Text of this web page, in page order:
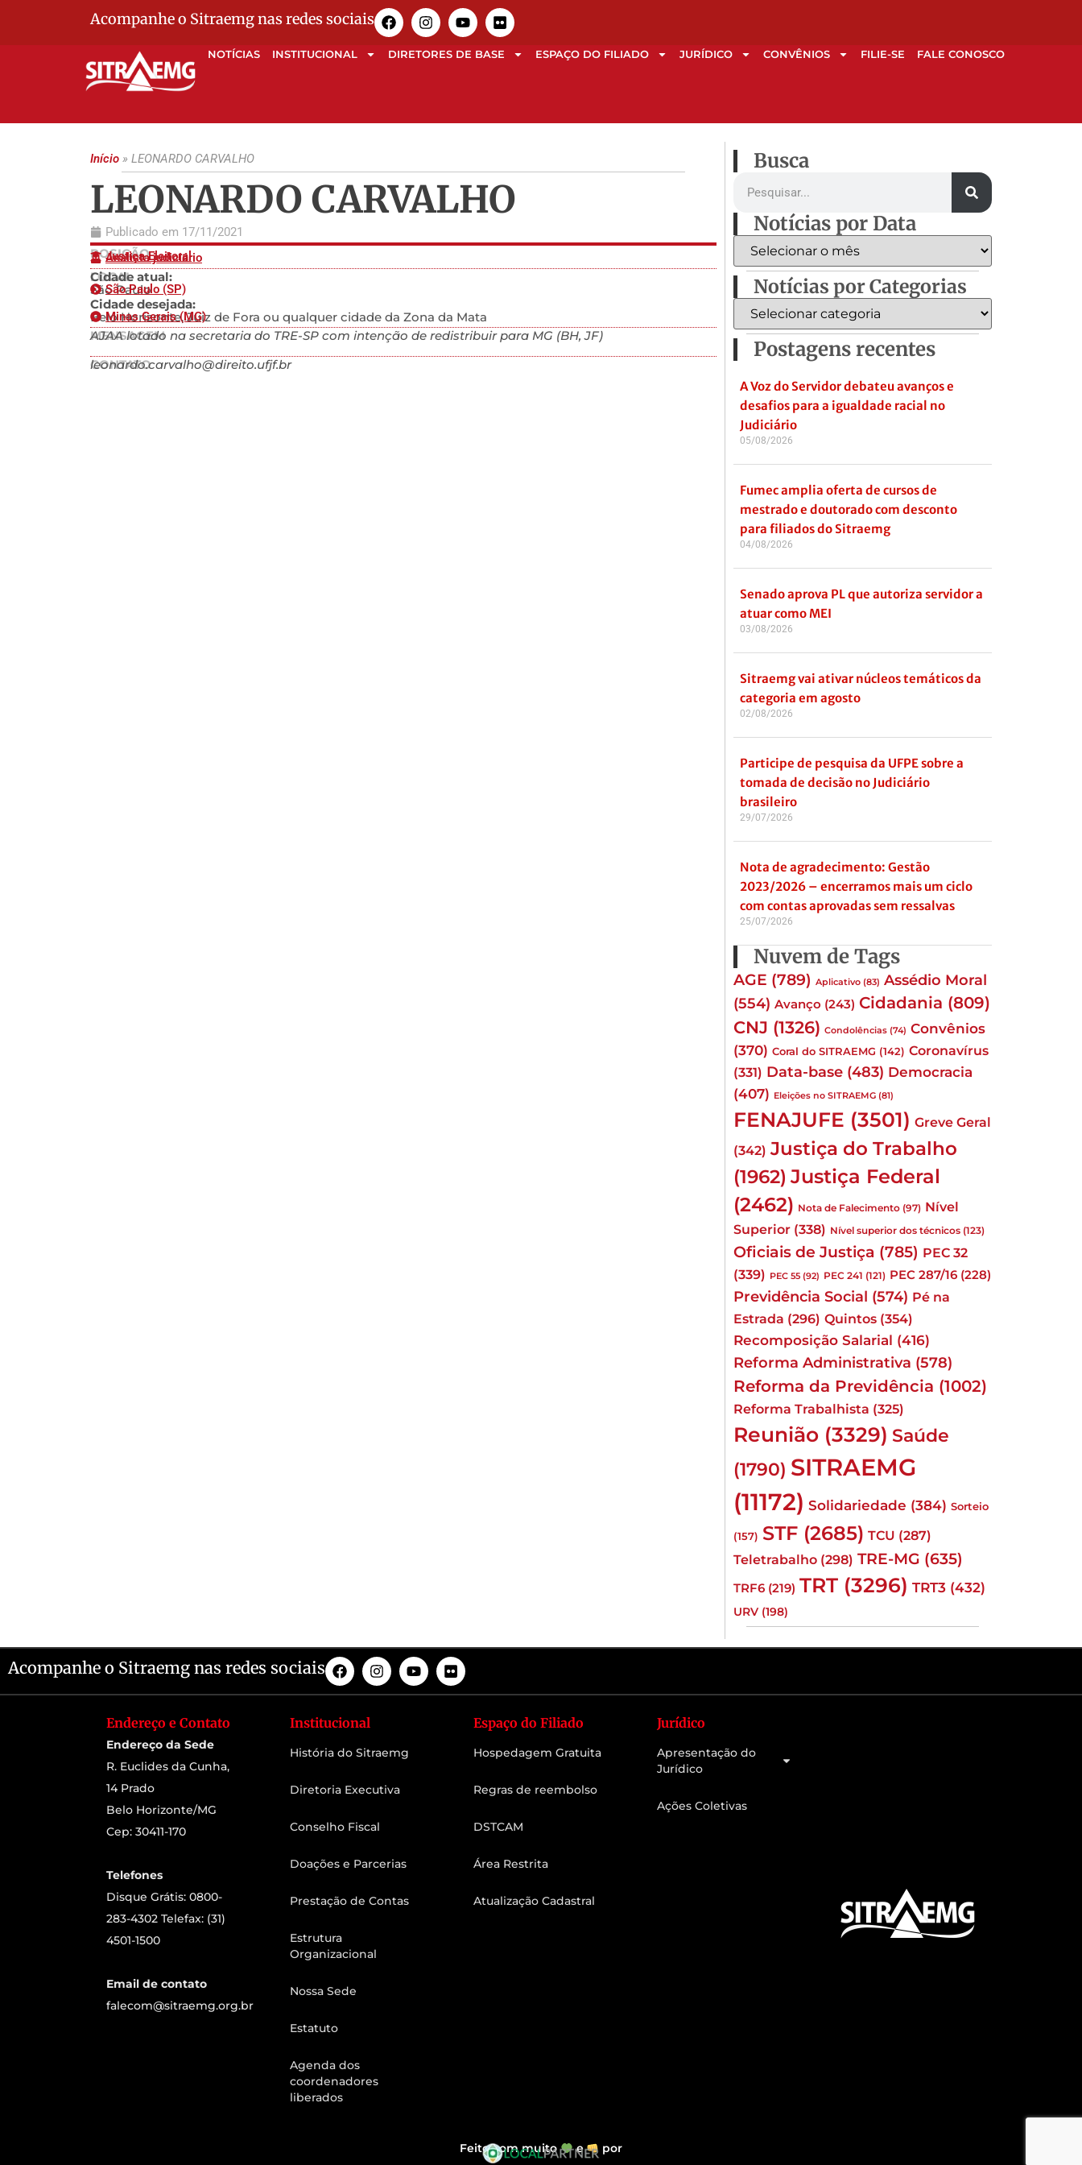
Acompanhe o Sitraemg nas redes sociais
NOTÍCIAS INSTITUCIONAL DIRETORES DE BASE ESPAÇO DO FILIADO JURÍDICO CONVÊNIOS FILIE-SE FALE CONOSCO
Início » LEONARDO CARVALHO
LEONARDO CARVALHO
Publicado em 17/11/2021
POSIÇÃO
Justiça Eleitoral
Analista judiciário
LOCAL
Cidade atual:
São Paulo
São Paulo (SP)
Cidade desejada:
Belo Horizonte, Juiz de Fora ou qualquer cidade da Zona da Mata
Minas Gerais (MG)
MENSAGEM
AJAA lotado na secretaria do TRE-SP com intenção de redistribuir para MG (BH, JF)
CONTATO
leonardo.carvalho@direito.ufjf.br
Busca
Notícias por Data
Notícias por Categorias
Postagens recentes
A Voz do Servidor debateu avanços e
desafios para a igualdade racial no
Judiciário
05/08/2026
Fumec amplia oferta de cursos de
mestrado e doutorado com desconto
para filiados do Sitraemg
04/08/2026
Senado aprova PL que autoriza servidor a
atuar como MEI
03/08/2026
Sitraemg vai ativar núcleos temáticos da
categoria em agosto
02/08/2026
Participe de pesquisa da UFPE sobre a
tomada de decisão no Judiciário
brasileiro
29/07/2026
Nota de agradecimento: Gestão
2023/2026 – encerramos mais um ciclo
com contas aprovadas sem ressalvas
25/07/2026
Nuvem de Tags
AGE (789) Aplicativo (83) Assédio Moral
(554) Avanço (243) Cidadania (809)
CNJ (1326) Condolências (74) Convênios
(370) Coral do SITRAEMG (142) Coronavírus
(331) Data-base (483) Democracia
(407) Eleições no SITRAEMG (81)
FENAJUFE (3501) Greve Geral
(342) Justiça do Trabalho
(1962) Justiça Federal
(2462) Nota de Falecimento (97) Nível
Superior (338) Nível superior dos técnicos (123)
Oficiais de Justiça (785) PEC 32
(339) PEC 55 (92) PEC 241 (121) PEC 287/16 (228)
Previdência Social (574) Pé na
Estrada (296) Quintos (354)
Recomposição Salarial (416)
Reforma Administrativa (578)
Reforma da Previdência (1002)
Reforma Trabalhista (325)
Reunião (3329) Saúde
(1790) SITRAEMG
(11172) Solidariedade (384) Sorteio
(157) STF (2685) TCU (287)
Teletrabalho (298) TRE-MG (635)
TRF6 (219) TRT (3296) TRT3 (432)
URV (198)
Acompanhe o Sitraemg nas redes sociais
Endereço e Contato
Endereço da Sede
R. Euclides da Cunha,
14 Prado
Belo Horizonte/MG
Cep: 30411-170
Telefones
Disque Grátis: 0800-
283-4302 Telefax: (31)
4501-1500
Email de contato
falecom@sitraemg.org.br
Institucional
História do Sitraemg
Diretoria Executiva
Conselho Fiscal
Doações e Parcerias
Prestação de Contas
Estrutura
Organizacional
Nossa Sede
Estatuto
Agenda dos
coordenadores
liberados
Espaço do Filiado
Hospedagem Gratuita
Regras de reembolso
DSTCAM
Área Restrita
Atualização Cadastral
Jurídico
Apresentação do
Jurídico
Ações Coletivas
Feito com muito e por